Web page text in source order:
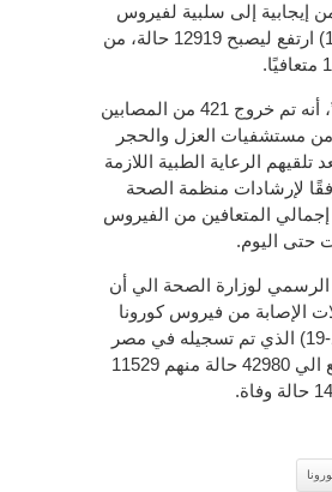
من إيجابية إلى سلبية لفيروس
كورونا (كوفيد-19) ارتفع ليصبح 12919 حالة، من
وأضاف “مجاهد”، أنه تم خروج 421 من المصابين
مستشفيات العزل والحجر
الرعاية الطبية اللازمة
لإرشادات منظمة الصحة
إجمالي المتعافين من الفيروس
لوزارة الصحة الي أن
الإصابة من فيروس كورونا
المُستجد (كوفيد-19) الذي تم تسجيله في مصر
حتى اليوم، إرتفع الي 42980 حالة منهم 11529